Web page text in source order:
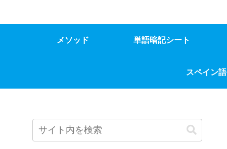
メソッド 単語暗記シート
スペイン語